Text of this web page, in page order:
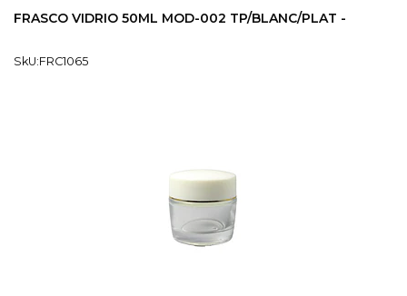
FRASCO VIDRIO 50ML MOD-002 TP/BLANC/PLAT -
SkU:FRC1065